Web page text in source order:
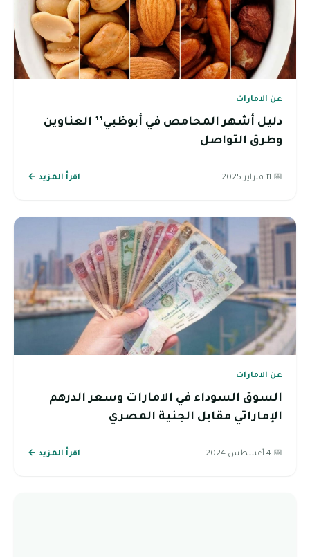
عن الامارات
دليل أشهر المحامص في أبوظبي’’ العناوين
وطرق التواصل
📅 11 فبراير 2025 اقرأ المزيد ←
عن الامارات
السوق السوداء في الامارات وسعر الدرهم
الإماراتي مقابل الجنية المصري
📅 4 أغسطس 2024 اقرأ المزيد ←